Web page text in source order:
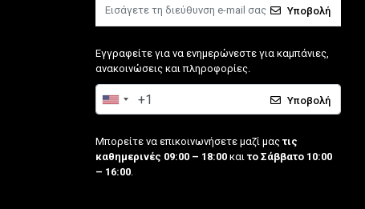
Υποβολή
Εγγραφείτε για να ενημερώνεστε για καμπάνιες,
ανακοινώσεις και πληροφορίες.
Υποβολή
Μπορείτε να επικοινωνήσετε μαζί μαςτις
καθημερινές 09:00 – 18:00καιτο Σάββατο 10:00
– 16:00.